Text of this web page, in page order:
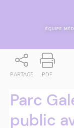
ÉQUIPE
PARTAGE PDF
Parc
public